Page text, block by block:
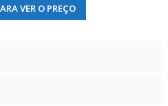
VER O PREÇO